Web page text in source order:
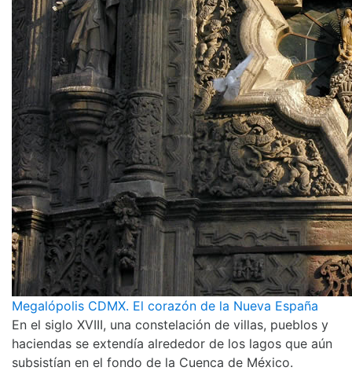
Megalópolis CDMX. El corazón de la Nueva España
En el siglo XVIII, una constelación de villas, pueblos y
haciendas se extendía alrededor de los lagos que aún
subsistían en el fondo de la Cuenca de México.